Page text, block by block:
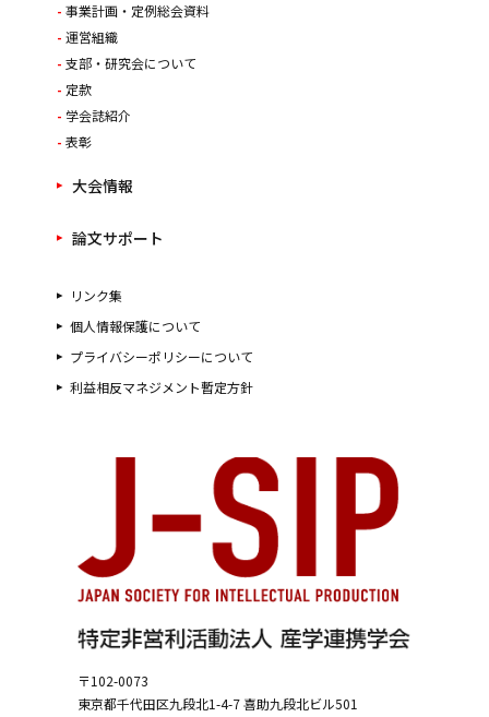
〒102-0073
東京都千代田区九段北1-4-7喜助九段北ビル501
事業計画・定例総会資料
運営組織
支部・研究会について
定款
学会誌紹介
表彰
大会情報
論文サポート
リンク集
個人情報保護について
プライバシーポリシーについて
利益相反マネジメント暫定方針